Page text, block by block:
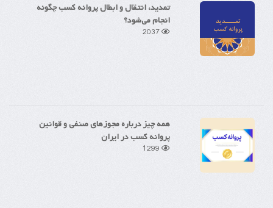
تمدید، انتقال و ابطال پروانه کسب چگونه
انجام می‌شود؟
2037
همه چیز درباره مجوزهای صنفی و قوانین
پروانه کسب در ایران